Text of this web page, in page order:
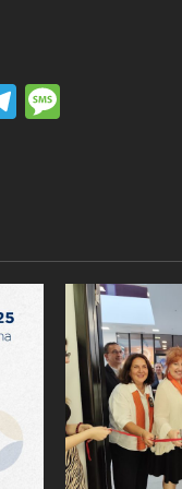
Telegram